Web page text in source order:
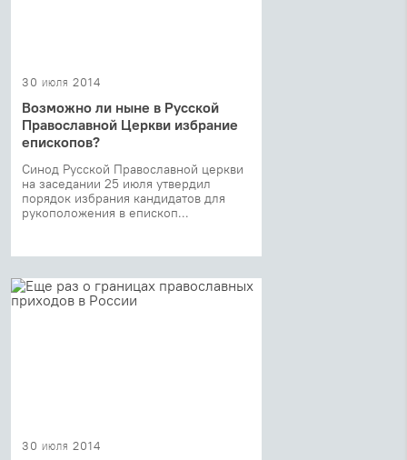
30 июля 2014
Возможно ли ныне в Русской
Православной Церкви избрание
епископов?
Синод Русской Православной церкви
на заседании 25 июля утвердил
порядок избрания кандидатов для
рукоположения в епископ...
30 июля 2014